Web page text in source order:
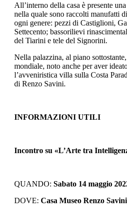
All’interno della casa è presente
nella quale sono raccolti manufatti
ogni genere: pezzi di Castiglioni,
Settecento; bassorilievi
del Tiarini e tele del Signorini.
Nella palazzina, al piano
mondiale, noto anche per aver
l’avveniristica villa sulla Costa
di Renzo Savini.
INFORMAZIONI UTILI
Incontro su «L’Arte tra
QUANDO: Sabato 14 maggio
DOVE: Casa Museo Renzo